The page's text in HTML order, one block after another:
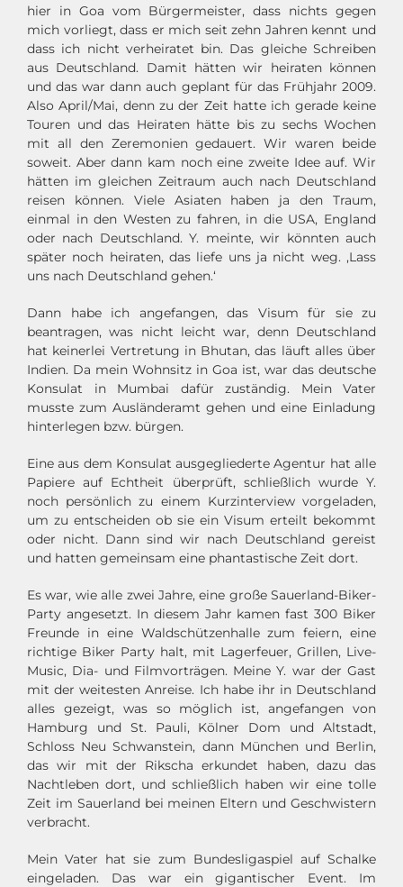
hier in Goa vom Bürgermeister, dass nichts gegen
mich vorliegt, dass er mich seit zehn Jahren kennt und
dass ich nicht verheiratet bin. Das gleiche Schreiben
aus Deutschland. Damit hätten wir heiraten können
und das war dann auch geplant für das Frühjahr 2009.
Also April/Mai, denn zu der Zeit hatte ich gerade keine
Touren und das Heiraten hätte bis zu sechs Wochen
mit all den Zeremonien gedauert. Wir waren beide
soweit. Aber dann kam noch eine zweite Idee auf. Wir
hätten im gleichen Zeitraum auch nach Deutschland
reisen können. Viele Asiaten haben ja den Traum,
einmal in den Westen zu fahren, in die USA, England
oder nach Deutschland. Y. meinte, wir könnten auch
später noch heiraten, das liefe uns ja nicht weg. ‚Lass
uns nach Deutschland gehen.‘
Dann habe ich angefangen, das Visum für sie zu
beantragen, was nicht leicht war, denn Deutschland
hat keinerlei Vertretung in Bhutan, das läuft alles über
Indien. Da mein Wohnsitz in Goa ist, war das deutsche
Konsulat in Mumbai dafür zuständig. Mein Vater
musste zum Ausländeramt gehen und eine Einladung
hinterlegen bzw. bürgen.
Eine aus dem Konsulat ausgegliederte Agentur hat alle
Papiere auf Echtheit überprüft, schließlich wurde Y.
noch persönlich zu einem Kurzinterview vorgeladen,
um zu entscheiden ob sie ein Visum erteilt bekommt
oder nicht. Dann sind wir nach Deutschland gereist
und hatten gemeinsam eine phantastische Zeit dort.
Es war, wie alle zwei Jahre, eine große Sauerland-Biker-
Party angesetzt. In diesem Jahr kamen fast 300 Biker
Freunde in eine Waldschützenhalle zum feiern, eine
richtige Biker Party halt, mit Lagerfeuer, Grillen, Live-
Music, Dia- und Filmvorträgen. Meine Y. war der Gast
mit der weitesten Anreise. Ich habe ihr in Deutschland
alles gezeigt, was so möglich ist, angefangen von
Hamburg und St. Pauli, Kölner Dom und Altstadt,
Schloss Neu Schwanstein, dann München und Berlin,
das wir mit der Rikscha erkundet haben, dazu das
Nachtleben dort, und schließlich haben wir eine tolle
Zeit im Sauerland bei meinen Eltern und Geschwistern
verbracht.
Mein Vater hat sie zum Bundesligaspiel auf Schalke
eingeladen. Das war ein gigantischer Event. Im